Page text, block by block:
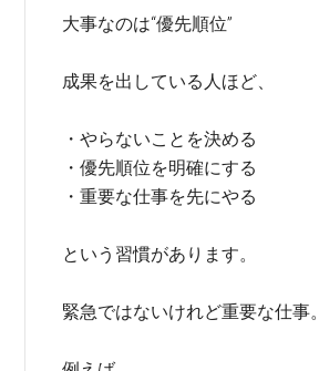
大事なのは“優先順位”
成果を出している人ほど、
・やらないことを決める
・優先順位を明確にする
・重要な仕事を先にやる
という習慣があります。
緊急ではないけれど重要な仕事。